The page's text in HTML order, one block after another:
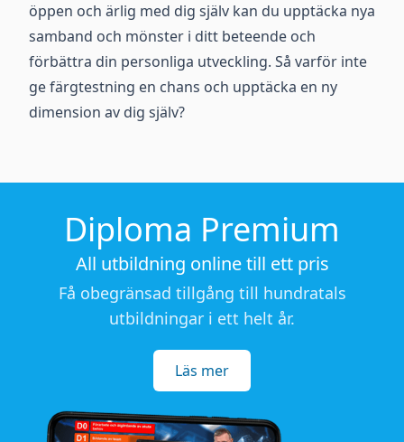
öppen och ärlig med dig själv kan du upptäcka nya
samband och mönster i ditt beteende och
förbättra din personliga utveckling. Så varför inte
ge färgtestning en chans och upptäcka en ny
dimension av dig själv?
Diploma Premium
All utbildning online till ett pris
Få obegränsad tillgång till hundratals
utbildningar i ett helt år.
Läs mer